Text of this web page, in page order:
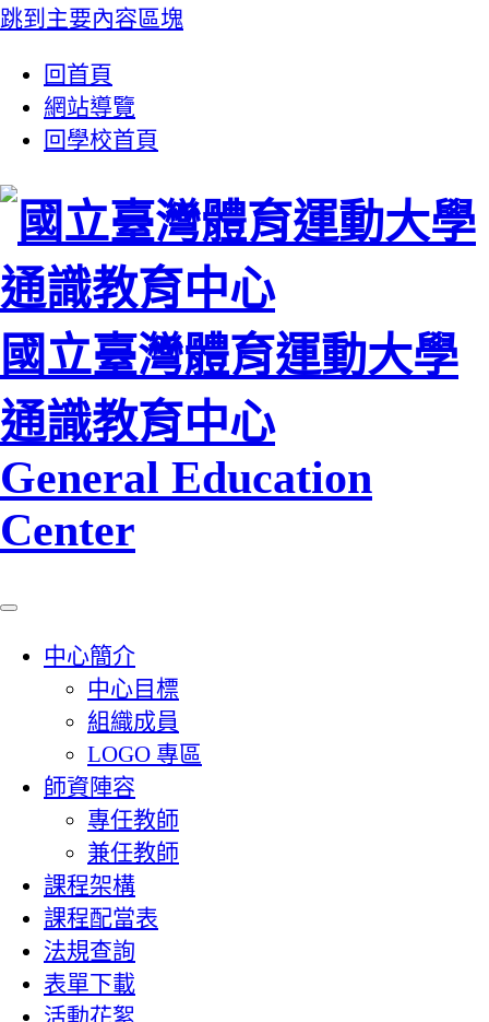
跳到主要內容區塊
回首頁
網站導覽
回學校首頁
國立臺灣體育運動大學
通識教育中心
General Education
Center
中心簡介
中心目標
組織成員
LOGO 專區
師資陣容
專任教師
兼任教師
課程架構
課程配當表
法規查詢
表單下載